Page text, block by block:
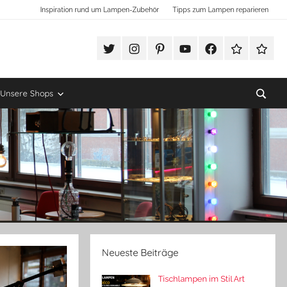
Inspiration rund um Lampen-Zubehör Tipps zum Lampen reparieren
#TwitterInstagramPinterestYouTubeFacebook
TikTok
Unsere Shops
Neueste Beiträge
Tischlampen im Stil Art